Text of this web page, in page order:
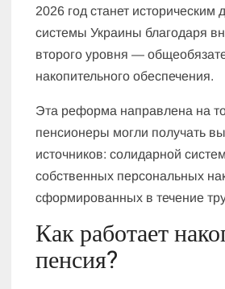
2026 год станет историческим
системы Украины благодаря
второго уровня —
накопительного обеспечения.
Эта реформа направлена на
пенсионеры могли получать
источников: солидарной
собственных персональных
сформированных в течение
Как работает
пенсия?